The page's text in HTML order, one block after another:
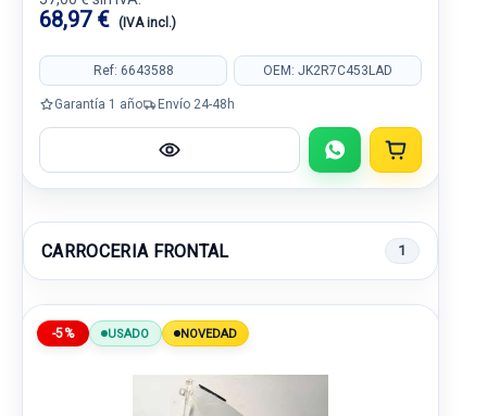
68,97 € (IVA incl.)
Ref: 6643588 OEM: JK2R7C453LAD
Garantía 1 año Envío 24-48h
CARROCERIA FRONTAL 1
-5% USADO NOVEDAD